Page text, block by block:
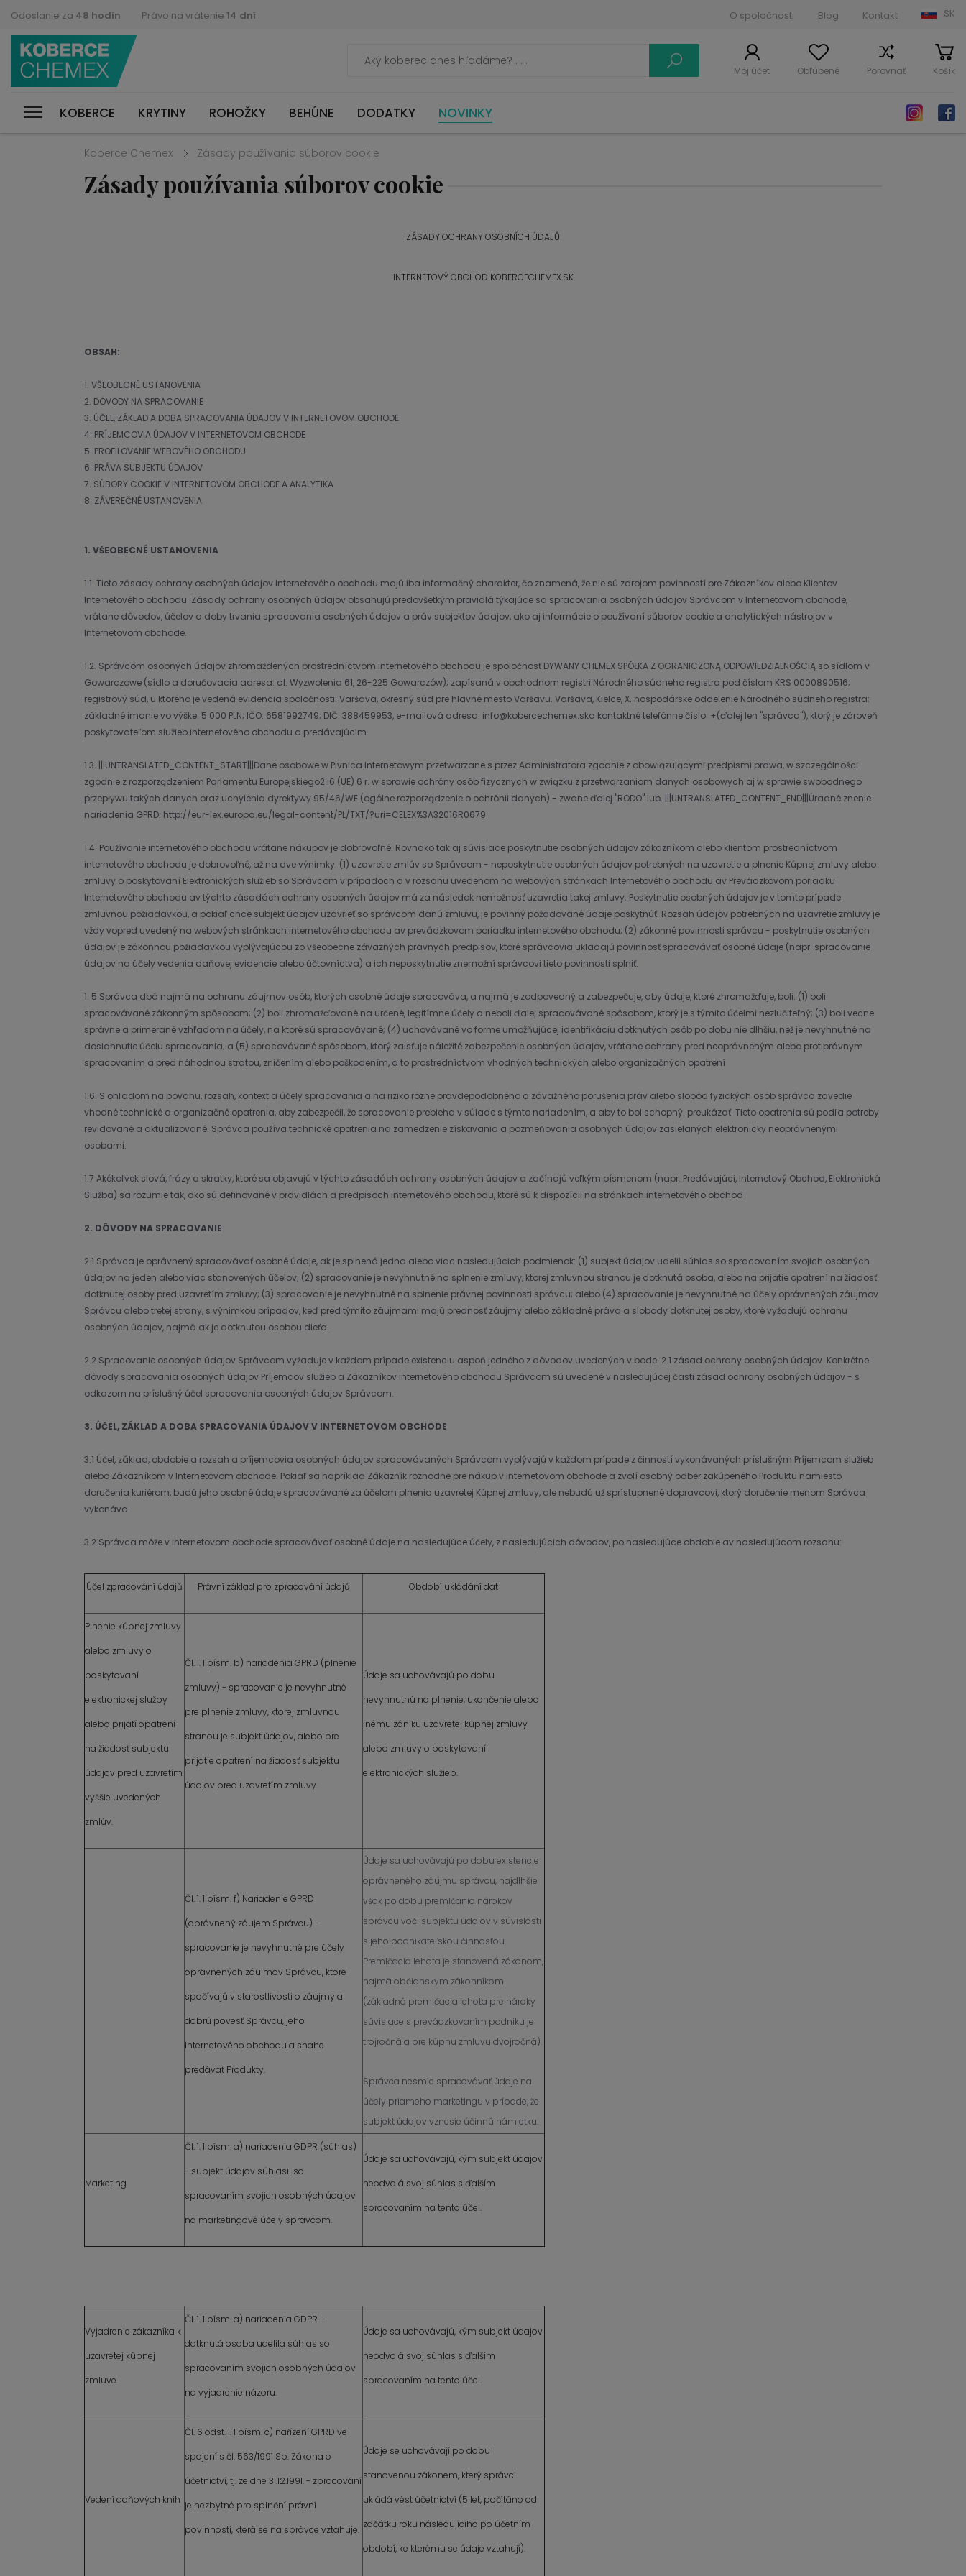
Odoslanie za 48 hodín Právo na vrátenie 14 dní O spoločnosti Blog Kontakt SK
Môj účet Obľúbené Porovnať Košík
KOBERCE KRYTINY ROHOŽKY BEHÚNE DODATKY NOVINKY
Koberce Chemex Zásady používania súborov cookie
Zásady používania súborov cookie
ZÁSADY OCHRANY OSOBNÍCH ÚDAJŮ
INTERNETOVÝ OBCHOD KOBERCECHEMEX.SK
OBSAH:
1. VŠEOBECNÉ USTANOVENIA
2. DÔVODY NA SPRACOVANIE
3. ÚČEL, ZÁKLAD A DOBA SPRACOVANIA ÚDAJOV V INTERNETOVOM OBCHODE
4. PRÍJEMCOVIA ÚDAJOV V INTERNETOVOM OBCHODE
5. PROFILOVANIE WEBOVÉHO OBCHODU
6. PRÁVA SUBJEKTU ÚDAJOV
7. SÚBORY COOKIE V INTERNETOVOM OBCHODE A ANALYTIKA
8. ZÁVEREČNÉ USTANOVENIA
1. VŠEOBECNÉ USTANOVENIA
1.1. Tieto zásady ochrany osobných údajov Internetového obchodu majú iba informačný charakter, čo znamená, že nie sú zdrojom povinností pre Zákazníkov alebo Klientov
Internetového obchodu. Zásady ochrany osobných údajov obsahujú predovšetkým pravidlá týkajúce sa spracovania osobných údajov Správcom v Internetovom obchode,
vrátane dôvodov, účelov a doby trvania spracovania osobných údajov a práv subjektov údajov, ako aj informácie o používaní súborov cookie a analytických nástrojov v
Internetovom obchode.
1.2. Správcom osobných údajov zhromaždených prostredníctvom internetového obchodu je spoločnosť DYWANY CHEMEX SPÓŁKA Z OGRANICZONĄ ODPOWIEDZIALNOŚCIĄ so sídlom v
Gowarczowe (sídlo a doručovacia adresa: al. Wyzwolenia 61, 26-225 Gowarczów); zapísaná v obchodnom registri Národného súdneho registra pod číslom KRS 0000890516;
registrový súd, u ktorého je vedená evidencia spoločnosti: Varšava, okresný súd pre hlavné mesto Varšavu. Varšava, Kielce, X. hospodárske oddelenie Národného súdneho registra;
základné imanie vo výške: 5 000 PLN; IČO: 6581992749; DIČ: 388459953, e-mailová adresa: info@kobercechemex.ska kontaktné telefónne číslo: +(ďalej len "správca"), ktorý je zároveň
poskytovateľom služieb internetového obchodu a predávajúcim.
1.3. |||UNTRANSLATED_CONTENT_START|||Dane osobowe w Pivnica Internetowym przetwarzane s przez Administratora zgodnie z obowiązującymi predpismi prawa, w szczególności
zgodnie z rozporządzeniem Parlamentu Europejskiego2 i6 (UE) 6 r. w sprawie ochróny osób fizycznych w związku z przetwarzaniom danych osobowych aj w sprawie swobodnego
przepływu takých danych oraz uchylenia dyrektywy 95/46/WE (ogólne rozporządzenie o ochrónii danych) - zwane ďalej "RODO" lub. |||UNTRANSLATED_CONTENT_END|||Úradné znenie
nariadenia GPRD: http://eur-lex.europa.eu/legal-content/PL/TXT/?uri=CELEX%3A32016R0679
1.4. Používanie internetového obchodu vrátane nákupov je dobrovoľné. Rovnako tak aj súvisiace poskytnutie osobných údajov zákazníkom alebo klientom prostredníctvom
internetového obchodu je dobrovoľné, až na dve výnimky: (1) uzavretie zmlúv so Správcom - neposkytnutie osobných údajov potrebných na uzavretie a plnenie Kúpnej zmluvy alebo
zmluvy o poskytovaní Elektronických služieb so Správcom v prípadoch a v rozsahu uvedenom na webových stránkach Internetového obchodu av Prevádzkovom poriadku
Internetového obchodu av týchto zásadách ochrany osobných údajov má za následok nemožnosť uzavretia takej zmluvy. Poskytnutie osobných údajov je v tomto prípade
zmluvnou požiadavkou, a pokiaľ chce subjekt údajov uzavrieť so správcom danú zmluvu, je povinný požadované údaje poskytnúť. Rozsah údajov potrebných na uzavretie zmluvy je
vždy vopred uvedený na webových stránkach internetového obchodu av prevádzkovom poriadku internetového obchodu; (2) zákonné povinnosti správcu - poskytnutie osobných
údajov je zákonnou požiadavkou vyplývajúcou zo všeobecne záväzných právnych predpisov, ktoré správcovia ukladajú povinnosť spracovávať osobné údaje (napr. spracovanie
údajov na účely vedenia daňovej evidencie alebo účtovníctva) a ich neposkytnutie znemožní správcovi tieto povinnosti splniť.
1. 5 Správca dbá najmä na ochranu záujmov osôb, ktorých osobné údaje spracováva, a najmä je zodpovedný a zabezpečuje, aby údaje, ktoré zhromažďuje, boli: (1) boli
spracovávané zákonným spôsobom; (2) boli zhromažďované na určené, legitímne účely a neboli ďalej spracovávané spôsobom, ktorý je s týmito účelmi nezlučiteľný; (3) boli vecne
správne a primerané vzhľadom na účely, na ktoré sú spracovávané; (4) uchovávané vo forme umožňujúcej identifikáciu dotknutých osôb po dobu nie dlhšiu, než je nevyhnutné na
dosiahnutie účelu spracovania; a (5) spracovávané spôsobom, ktorý zaisťuje náležité zabezpečenie osobných údajov, vrátane ochrany pred neoprávneným alebo protiprávnym
spracovaním a pred náhodnou stratou, zničením alebo poškodením, a to prostredníctvom vhodných technických alebo organizačných opatrení
1.6. S ohľadom na povahu, rozsah, kontext a účely spracovania a na riziko rôzne pravdepodobného a závažného porušenia práv alebo slobôd fyzických osôb správca zavedie
vhodné technické a organizačné opatrenia, aby zabezpečil, že spracovanie prebieha v súlade s týmto nariadením, a aby to bol schopný. preukázať. Tieto opatrenia sú podľa potreby
revidované a aktualizované. Správca používa technické opatrenia na zamedzenie získavania a pozmeňovania osobných údajov zasielaných elektronicky neoprávnenými
osobami.
1.7 Akékoľvek slová, frázy a skratky, ktoré sa objavujú v týchto zásadách ochrany osobných údajov a začínajú veľkým písmenom (napr. Predávajúci, Internetový Obchod, Elektronická
Služba) sa rozumie tak, ako sú definované v pravidlách a predpisoch internetového obchodu, ktoré sú k dispozícii na stránkach internetového obchod
2. DÔVODY NA SPRACOVANIE
2.1 Správca je oprávnený spracovávať osobné údaje, ak je splnená jedna alebo viac nasledujúcich podmienok: (1) subjekt údajov udelil súhlas so spracovaním svojich osobných
údajov na jeden alebo viac stanovených účelov; (2) spracovanie je nevyhnutné na splnenie zmluvy, ktorej zmluvnou stranou je dotknutá osoba, alebo na prijatie opatrení na žiadosť
dotknutej osoby pred uzavretím zmluvy; (3) spracovanie je nevyhnutné na splnenie právnej povinnosti správcu; alebo (4) spracovanie je nevyhnutné na účely oprávnených záujmov
Správcu alebo tretej strany, s výnimkou prípadov, keď pred týmito záujmami majú prednosť záujmy alebo základné práva a slobody dotknutej osoby, ktoré vyžadujú ochranu
osobných údajov, najmä ak je dotknutou osobou dieťa.
2.2 Spracovanie osobných údajov Správcom vyžaduje v každom prípade existenciu aspoň jedného z dôvodov uvedených v bode. 2.1 zásad ochrany osobných údajov. Konkrétne
dôvody spracovania osobných údajov Príjemcov služieb a Zákazníkov internetového obchodu Správcom sú uvedené v nasledujúcej časti zásad ochrany osobných údajov - s
odkazom na príslušný účel spracovania osobných údajov Správcom.
3. ÚČEL, ZÁKLAD A DOBA SPRACOVANIA ÚDAJOV V INTERNETOVOM OBCHODE
3.1 Účel, základ, obdobie a rozsah a príjemcovia osobných údajov spracovávaných Správcom vyplývajú v každom prípade z činností vykonávaných príslušným Príjemcom služieb
alebo Zákazníkom v Internetovom obchode. Pokiaľ sa napríklad Zákazník rozhodne pre nákup v Internetovom obchode a zvolí osobný odber zakúpeného Produktu namiesto
doručenia kuriérom, budú jeho osobné údaje spracovávané za účelom plnenia uzavretej Kúpnej zmluvy, ale nebudú už sprístupnené dopravcovi, ktorý doručenie menom Správca
vykonáva.
3.2 Správca môže v internetovom obchode spracovávať osobné údaje na nasledujúce účely, z nasledujúcich dôvodov, po nasledujúce obdobie av nasledujúcom rozsahu:
Účel zpracování údajů Právní základ pro zpracování údajů Období ukládání dat
Plnenie kúpnej zmluvy
alebo zmluvy o
poskytovaní
elektronickej služby
alebo prijatí opatrení
na žiadosť subjektu
údajov pred uzavretím
vyššie uvedených
zmlúv.
Čl. 1. 1 písm. b) nariadenia GPRD (plnenie
zmluvy) - spracovanie je nevyhnutné
pre plnenie zmluvy, ktorej zmluvnou
stranou je subjekt údajov, alebo pre
prijatie opatrení na žiadosť subjektu
údajov pred uzavretím zmluvy.
Údaje sa uchovávajú po dobu
nevyhnutnú na plnenie, ukončenie alebo
inému zániku uzavretej kúpnej zmluvy
alebo zmluvy o poskytovaní
elektronických služieb.
Čl. 1. 1 písm. f) Nariadenie GPRD
(oprávnený záujem Správcu) -
spracovanie je nevyhnutné pre účely
oprávnených záujmov Správcu, ktoré
spočívajú v starostlivosti o záujmy a
dobrú povesť Správcu, jeho
Internetového obchodu a snahe
predávať Produkty.
Údaje sa uchovávajú po dobu existencie
oprávneného záujmu správcu, najdlhšie
však po dobu premlčania nárokov
správcu voči subjektu údajov v súvislosti
s jeho podnikateľskou činnosťou.
Premlčacia lehota je stanovená zákonom,
najmä občianskym zákonníkom
(základná premlčacia lehota pre nároky
súvisiace s prevádzkovaním podniku je
trojročná a pre kúpnu zmluvu dvojročná).
Správca nesmie spracovávať údaje na
účely priameho marketingu v prípade, že
subjekt údajov vznesie účinnú námietku.
Marketing
Čl. 1. 1 písm. a) nariadenia GDPR (súhlas)
- subjekt údajov súhlasil so
spracovaním svojich osobných údajov
na marketingové účely správcom.
Údaje sa uchovávajú, kým subjekt údajov
neodvolá svoj súhlas s ďalším
spracovaním na tento účel.
Vyjadrenie zákazníka k
uzavretej kúpnej
zmluve
Čl. 1. 1 písm. a) nariadenia GDPR –
dotknutá osoba udelila súhlas so
spracovaním svojich osobných údajov
na vyjadrenie názoru.
Údaje sa uchovávajú, kým subjekt údajov
neodvolá svoj súhlas s ďalším
spracovaním na tento účel.
Vedení daňových knih
Čl. 6 odst. 1. 1 písm. c) nařízení GPRD ve
spojení s čl. 563/1991 Sb. Zákona o
účetnictví, tj. ze dne 31.12.1991. - zpracování
je nezbytné pro splnění právní
povinnosti, která se na správce vztahuje.
Údaje se uchovávají po dobu
stanovenou zákonem, který správci
ukládá vést účetnictví (5 let, počítáno od
začátku roku následujícího po účetním
období, ke kterému se údaje vztahují).